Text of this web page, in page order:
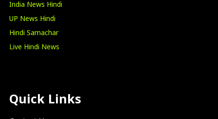
India News Hindi
UP News Hindi
Hindi Samachar
Live Hindi News
Quick Links